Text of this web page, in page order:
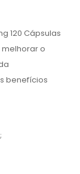
120 Cápsulas
o
benefícios